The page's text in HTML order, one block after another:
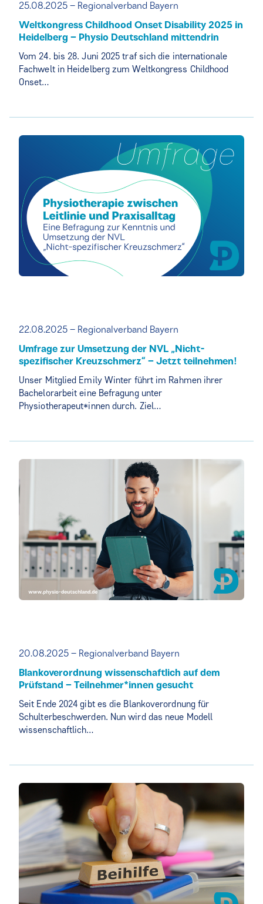
25.08.2025 – Regionalverband Bayern
Weltkongress Childhood Onset Disability 2025 in
Heidelberg – Physio Deutschland mittendrin
Vom 24. bis 28. Juni 2025 traf sich die internationale
Fachwelt in Heidelberg zum Weltkongress Childhood
Onset…
22.08.2025 – Regionalverband Bayern
Umfrage zur Umsetzung der NVL „Nicht-
spezifischer Kreuzschmerz“ – Jetzt teilnehmen!
Unser Mitglied Emily Winter führt im Rahmen ihrer
Bachelorarbeit eine Befragung unter
Physiotherapeut*innen durch. Ziel…
20.08.2025 – Regionalverband Bayern
Blankoverordnung wissenschaftlich auf dem
Prüfstand – Teilnehmer*innen gesucht
Seit Ende 2024 gibt es die Blankoverordnung für
Schulterbeschwerden. Nun wird das neue Modell
wissenschaftlich…